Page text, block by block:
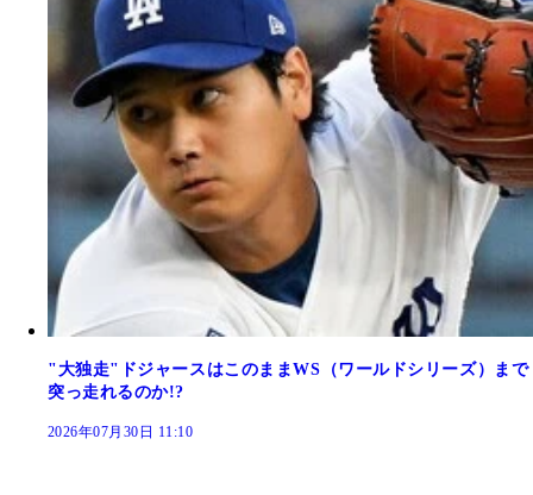
"大独走"ドジャースはこのままWS（ワールドシリーズ）まで
突っ走れるのか!?
2026年07月30日 11:10